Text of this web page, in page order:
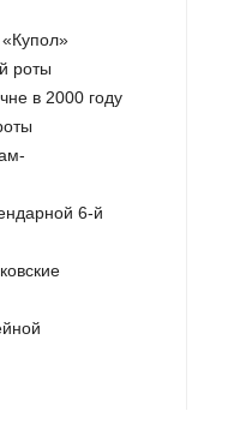
роты
в 2000 году
6-й